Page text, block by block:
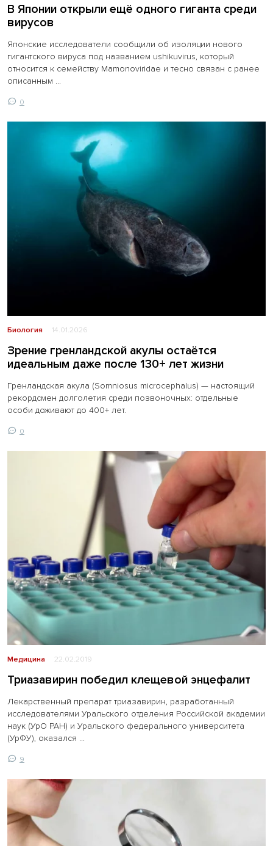
В Японии открыли ещё одного гиганта среди
вирусов
Японские исследователи сообщили об изоляции нового
гигантского вируса под названием ushikuvirus, который
относится к семейству Mamonoviridae и тесно связан с ранее
описанным ...
0
Биология 14.01.2026
Зрение гренландской акулы остаётся
идеальным даже после 130+ лет жизни
Гренландская акула (Somniosus microcephalus) — настоящий
рекордсмен долголетия среди позвоночных: отдельные
особи доживают до 400+ лет.
0
Медицина 22.02.2019
Триазавирин победил клещевой энцефалит
Лекарственный препарат триазавирин, разработанный
исследователями Уральского отделения Российской академии
наук (УрО РАН) и Уральского федерального университета
(УрФУ), оказался ...
9